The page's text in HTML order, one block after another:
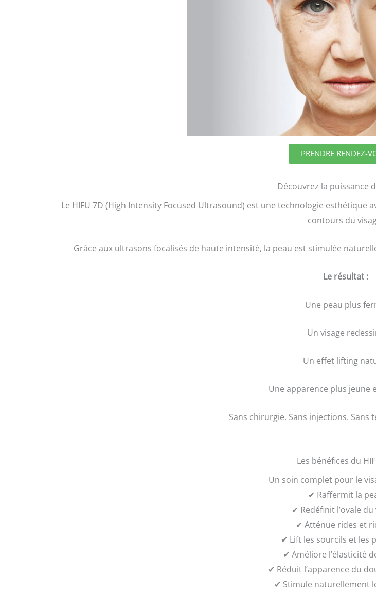
PRENDRE RENDEZ-
Découvrez la puissance
Le HIFU 7D (High Intensity Focused Ultrasound) est une technologie
contours du
Grâce aux ultrasons focalisés de haute intensité, la peau est stimulée
Le résultat :
Une peau plus
Un visage
Un effet lifting
Une apparence plus jeune
Sans chirurgie. Sans injections. Sans
Les bénéfices du
Un soin complet pour le
✔ Raffermit la
✔ Redéfinit l’ovale du
✔ Atténue rides et
✔ Lift les sourcils et les
✔ Améliore l’élasticité
✔ Réduit l’apparence du
✔ Stimule naturellement